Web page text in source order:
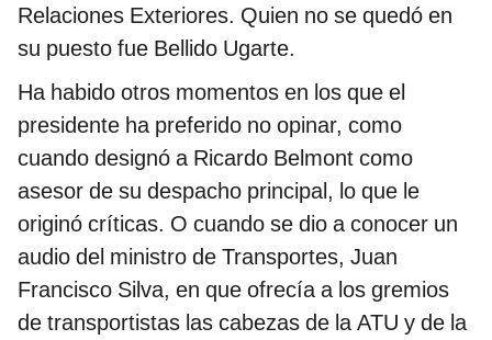
Relaciones Exteriores. Quien no se quedó en
su puesto fue Bellido Ugarte.
Ha habido otros momentos en los que el
presidente ha preferido no opinar, como
cuando designó a Ricardo Belmont como
asesor de su despacho principal, lo que le
originó críticas. O cuando se dio a conocer un
audio del ministro de Transportes, Juan
Francisco Silva, en que ofrecía a los gremios
de transportistas las cabezas de la ATU y de la